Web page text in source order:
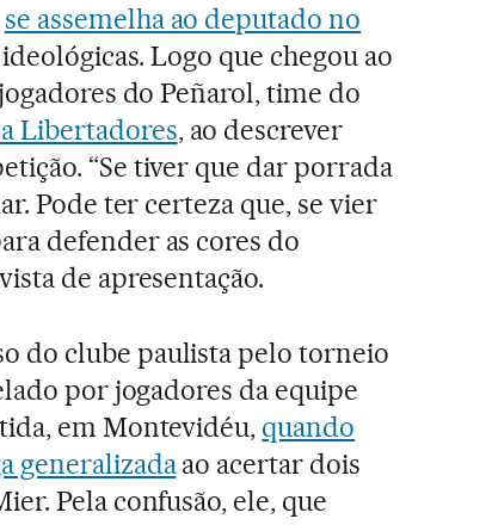
se assemelha ao deputado no
Logo que chegou ao
do Peñarol, time do
Libertadores, ao descrever
“Se tiver que dar porrada
Pode ter certeza que, se vier
defender as cores do
de apresentação.
do clube paulista pelo torneio
por jogadores da equipe
em Montevidéu, quando
generalizadaao acertar dois
Pela confusão, ele, que